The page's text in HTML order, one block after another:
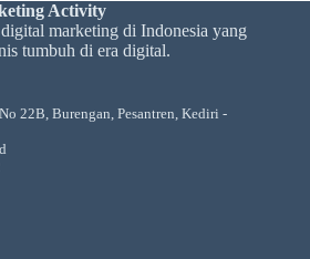
Activity
marketing di Indonesia yang
tumbuh di era digital.
22B, Burengan, Pesantren, Kediri -